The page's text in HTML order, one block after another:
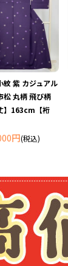
紋 紫 カジュアル
松 丸柄 飛び柄
】163cm【裄
円(税込)